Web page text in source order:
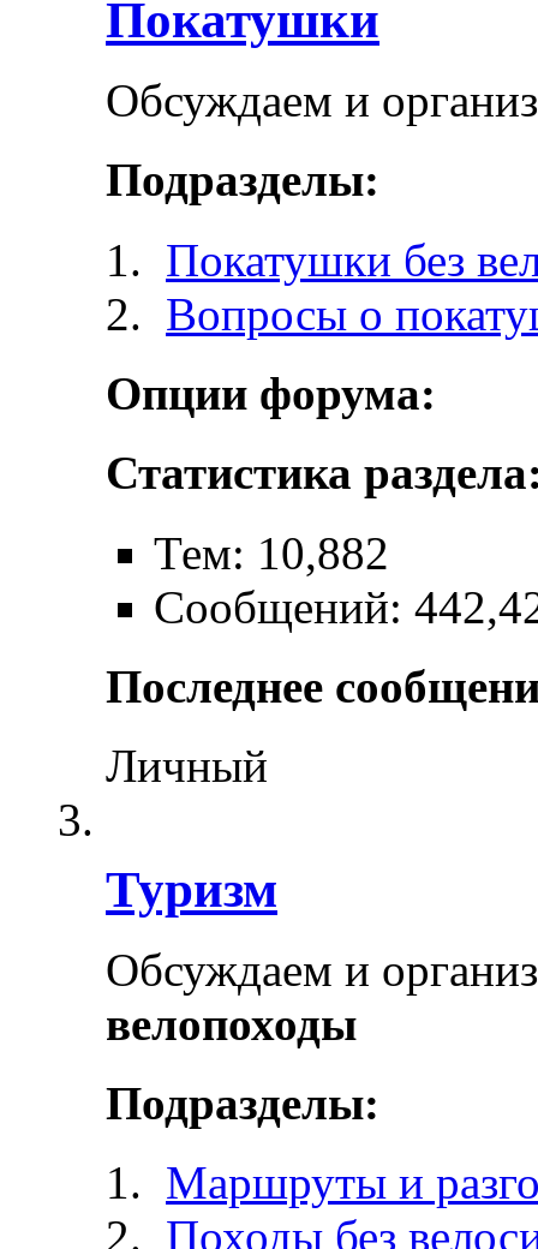
Покатушки
Обсуждаем и
Подразделы:
Покатушки без
Вопросы о
Опции форума:
Статистика
Тем: 10,882
Сообщений:
Последнее
Личный
Туризм
Обсуждаем и
велопоходы
Подразделы:
Маршруты и
Походы без